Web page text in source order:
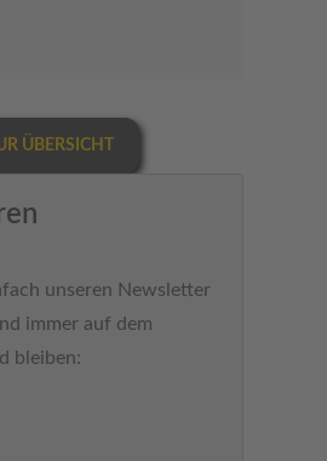
ÜBERSICHT
unseren Newsletter
immer auf dem
bleiben: